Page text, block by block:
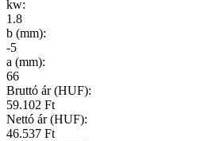
kw:
1.8
b (mm):
-5
a (mm):
66
Bruttó ár (HUF):
59.102 Ft
Nettó ár (HUF):
46.537 Ft